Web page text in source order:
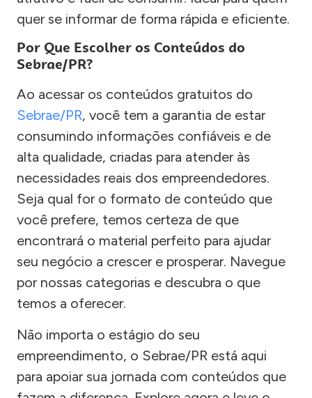
quer se informar de forma rápida e eficiente.
Por Que Escolher os Conteúdos do
Sebrae/PR?
Ao acessar os conteúdos gratuitos do
Sebrae/PR, você tem a garantia de estar
consumindo informações confiáveis e de
alta qualidade, criadas para atender às
necessidades reais dos empreendedores.
Seja qual for o formato de conteúdo que
você prefere, temos certeza de que
encontrará o material perfeito para ajudar
seu negócio a crescer e prosperar. Navegue
por nossas categorias e descubra o que
temos a oferecer.
Não importa o estágio do seu
empreendimento, o Sebrae/PR está aqui
para apoiar sua jornada com conteúdos que